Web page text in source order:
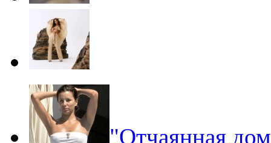
"Отчаянная